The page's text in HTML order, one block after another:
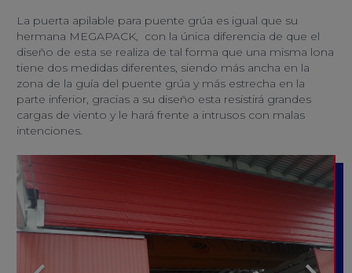
La puerta apilable para puente grúa es igual que su
hermana MEGAPACK, con la única diferencia de que el
diseño de esta se realiza de tal forma que una misma lona
tiene dos medidas diferentes, siendo más ancha en la
zona de la guía del puente grúa y más estrecha en la
parte inferior, gracias a su diseño esta resistirá grandes
cargas de viento y le hará frente a intrusos con malas
intenciones.